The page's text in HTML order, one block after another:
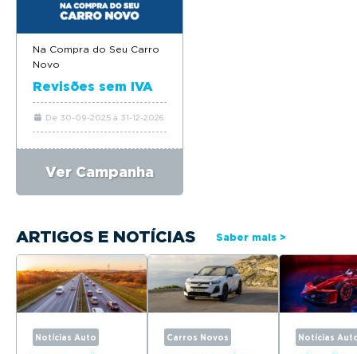
Na Compra do Seu Carro
Novo
Revisões sem IVA
De 30-09-2025 a 31-12-2026
Ver Campanha
ARTIGOS E NOTÍCIAS Saber mais >
Notícias Auto Carros Novos Notícias